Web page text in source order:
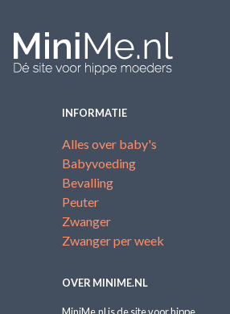
INFORMATIE
Alles over baby's
Babyvoeding
Bevalling
Peuter
Zwanger
Zwanger per week
OVER MINIME.NL